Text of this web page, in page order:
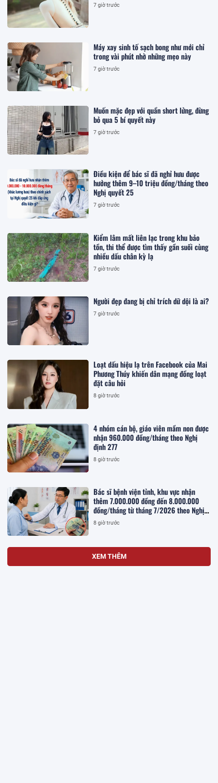
7 giờ trước
Máy xay sinh tố sạch bong như mới chỉ
trong vài phút nhờ những mẹo này
7 giờ trước
Muốn mặc đẹp với quần short lửng, đừng
bỏ qua 5 bí quyết này
7 giờ trước
Điều kiện để bác sĩ đã nghỉ hưu được
hưởng thêm 9–10 triệu đồng/tháng theo
Nghị quyết 25
7 giờ trước
Kiểm lâm mất liên lạc trong khu bảo
tồn, thi thể được tìm thấy gần suối cùng
nhiều dấu chân kỳ lạ
7 giờ trước
Người đẹp đang bị chỉ trích dữ dội là ai?
7 giờ trước
Loạt dấu hiệu lạ trên Facebook của Mai
Phương Thúy khiến dân mạng đồng loạt
đặt câu hỏi
8 giờ trước
4 nhóm cán bộ, giáo viên mầm non được
nhận 960.000 đồng/tháng theo Nghị
định 277
8 giờ trước
Bác sĩ bệnh viện tỉnh, khu vực nhận
thêm 7.000.000 đồng đến 8.000.000
đồng/tháng từ tháng 7/2026 theo Nghị
quyết 25, cụ thể như nào?
8 giờ trước
XEM THÊM